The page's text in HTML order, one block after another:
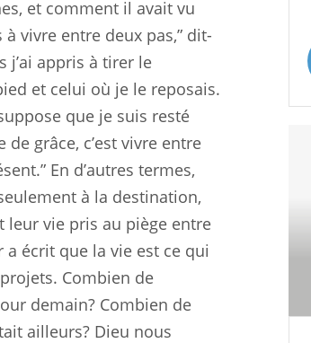
et comment il avait vu
à vivre entre deux pas,” dit-
j’ai appris à tirer le
et celui où je le reposais.
que je suis resté
de grâce, c’est vivre entre
En d’autres termes,
à la destination,
leur vie pris au piège entre
a écrit que la vie est ce qui
Combien de
demain? Combien de
ailleurs? Dieu nous